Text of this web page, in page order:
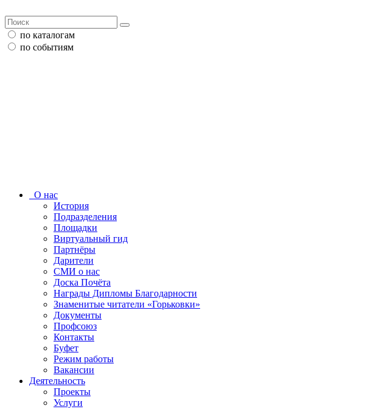
по каталогам
по событиям
О нас
История
Подразделения
Площадки
Виртуальный гид
Партнёры
Дарители
СМИ о нас
Доска Почёта
Награды Дипломы Благодарности
Знаменитые читатели «Горьковки»
Документы
Профсоюз
Контакты
Буфет
Режим работы
Вакансии
Деятельность
Проекты
Услуги